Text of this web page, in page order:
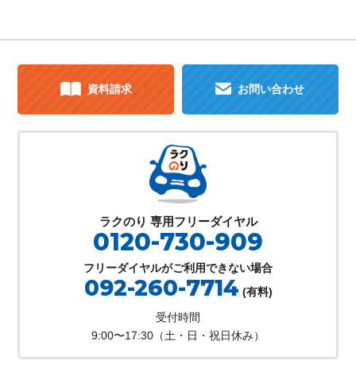
ラクのり 専用フリーダイヤル
0120-730-909
フリーダイヤルがご利用できない場合
092-260-7714 (有料)
受付時間
9:00〜17:30（土・日・祝日休み）
資料請求 お問い合わせ